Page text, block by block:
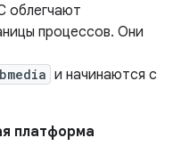
облегчают
процессов. Они
и начинаются с
платформа